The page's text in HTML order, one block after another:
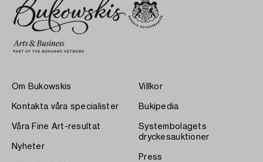
Om Bukowskis
Kontakta våra specialister
Våra Fine Art-resultat
Nyheter
Villkor
Bukipedia
Systembolagets
dryckesauktioner
Press